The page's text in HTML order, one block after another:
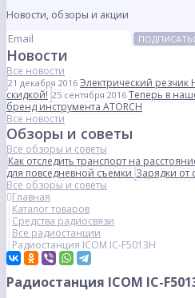
Новости, обзоры и акции
Новости
Все новости
21 декабря 2016 Электрический резчик
скидкой! 25 сентября 2016 Теперь в
бренд инструмента ATORCH
Все новости
Обзоры и советы
Все обзоры и советы
Как отследить транспорт на
для повседневной съемкиЗарядки от
Все обзоры и советы
Главная
Каталог товаров
Средства радиосвязи
Все радиостанции
Радиостанция ICOM IC-F5013H
Радиостанция ICOM IC-